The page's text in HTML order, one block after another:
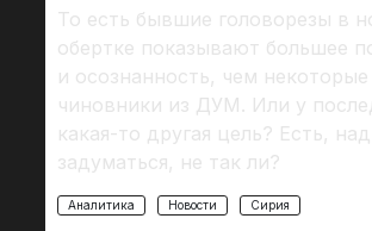
То есть бывшие головорезы в
обертке показывают большее
и осознанность, чем некоторые
чиновники из ДУМ. Или у
какая-то другая цель? Есть,
задуматься, не так ли?
Аналитика Новости Сирия